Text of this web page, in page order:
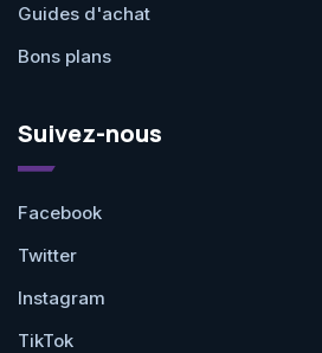
Guides d'achat
Bons plans
Suivez-nous
Facebook
Twitter
Instagram
TikTok